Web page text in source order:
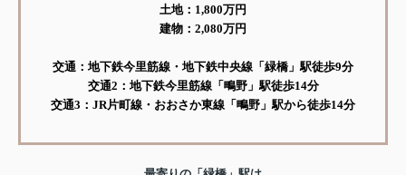
土地：1,800万円
建物：2,080万円
交通：地下鉄今里筋線・地下鉄中央線「緑橋」駅徒歩9分
交通2：地下鉄今里筋線「鴫野」駅徒歩14分
交通3：JR片町線・おおさか東線「鴫野」駅から徒歩14分